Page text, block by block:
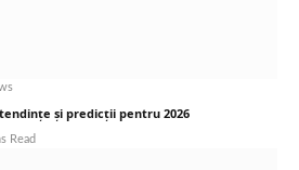
și predicții pentru 2026
Read